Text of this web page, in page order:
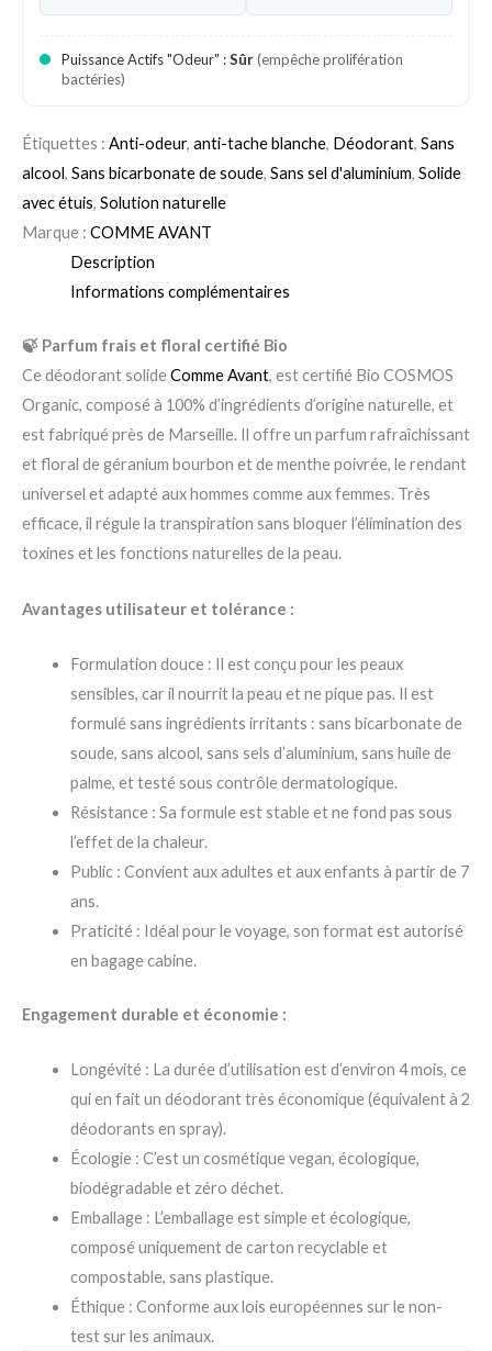
Puissance Actifs "Odeur" :Sûr(empêche prolifération
bactéries)
Étiquettes : Anti-odeur, anti-tache blanche, Déodorant, Sans
alcool, Sans bicarbonate de soude, Sans sel d'aluminium, Solide
avec étuis, Solution naturelle
Marque : COMME AVANT
Description
Informations complémentaires
🍃 Parfum frais et floral certifié Bio
Ce déodorant solideComme Avant, est certifié Bio COSMOS
Organic, composé à 100% d’ingrédients d’origine naturelle, et
est fabriqué près de Marseille. Il offre un parfum rafraîchissant
et floral de géranium bourbon et de menthe poivrée, le rendant
universel et adapté aux hommes comme aux femmes. Très
efficace, il régule la transpiration sans bloquer l’élimination des
toxines et les fonctions naturelles de la peau.
Avantages utilisateur et tolérance :
Formulation douce : Il est conçu pour les peaux
sensibles, car il nourrit la peau et ne pique pas. Il est
formulé sans ingrédients irritants : sans bicarbonate de
soude, sans alcool, sans sels d’aluminium, sans huile de
palme, et testé sous contrôle dermatologique.
Résistance : Sa formule est stable et ne fond pas sous
l’effet de la chaleur.
Public : Convient aux adultes et aux enfants à partir de 7
ans.
Praticité : Idéal pour le voyage, son format est autorisé
en bagage cabine.
Engagement durable et économie :
Longévité : La durée d’utilisation est d’environ 4 mois, ce
qui en fait un déodorant très économique (équivalent à 2
déodorants en spray).
Écologie : C’est un cosmétique vegan, écologique,
biodégradable et zéro déchet.
Emballage : L’emballage est simple et écologique,
composé uniquement de carton recyclable et
compostable, sans plastique.
Éthique : Conforme aux lois européennes sur le non-
test sur les animaux.